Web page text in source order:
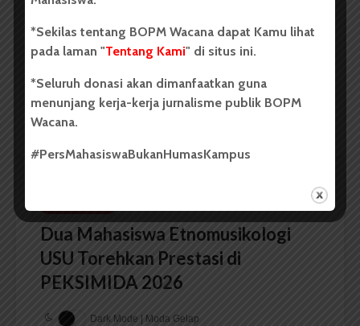
Sumatra Utara 2026
Dark Mode | Moda Gelap
Oleh: Iyusarah Pakpahan USU, wacana.org – Dua...
Redaksi
Dua Mahasiswa Etnomusikologi
USU Torehkan Prestasi di
PEKSIMIDA 2026
Dark Mode | Moda Gelap
*Sekilas tentang BOPM Wacana dapat Kamu lihat
pada laman "Tentang Kami" di situs ini.
*Seluruh donasi akan dimanfaatkan guna
menunjang kerja-kerja jurnalisme publik BOPM
Wacana.
#PersMahasiswaBukanHumasKampus